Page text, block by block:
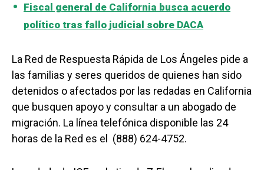
Fiscal general de California busca acuerdo
político tras fallo judicial sobre DACA
La Red de Respuesta Rápida de Los Ángeles pide a
las familias y seres queridos de quienes han sido
detenidos o afectados por las redadas en California
que busquen apoyo y consultar a un abogado de
migración. La línea telefónica disponible las 24
horas de la Red es el (888) 624-4752.